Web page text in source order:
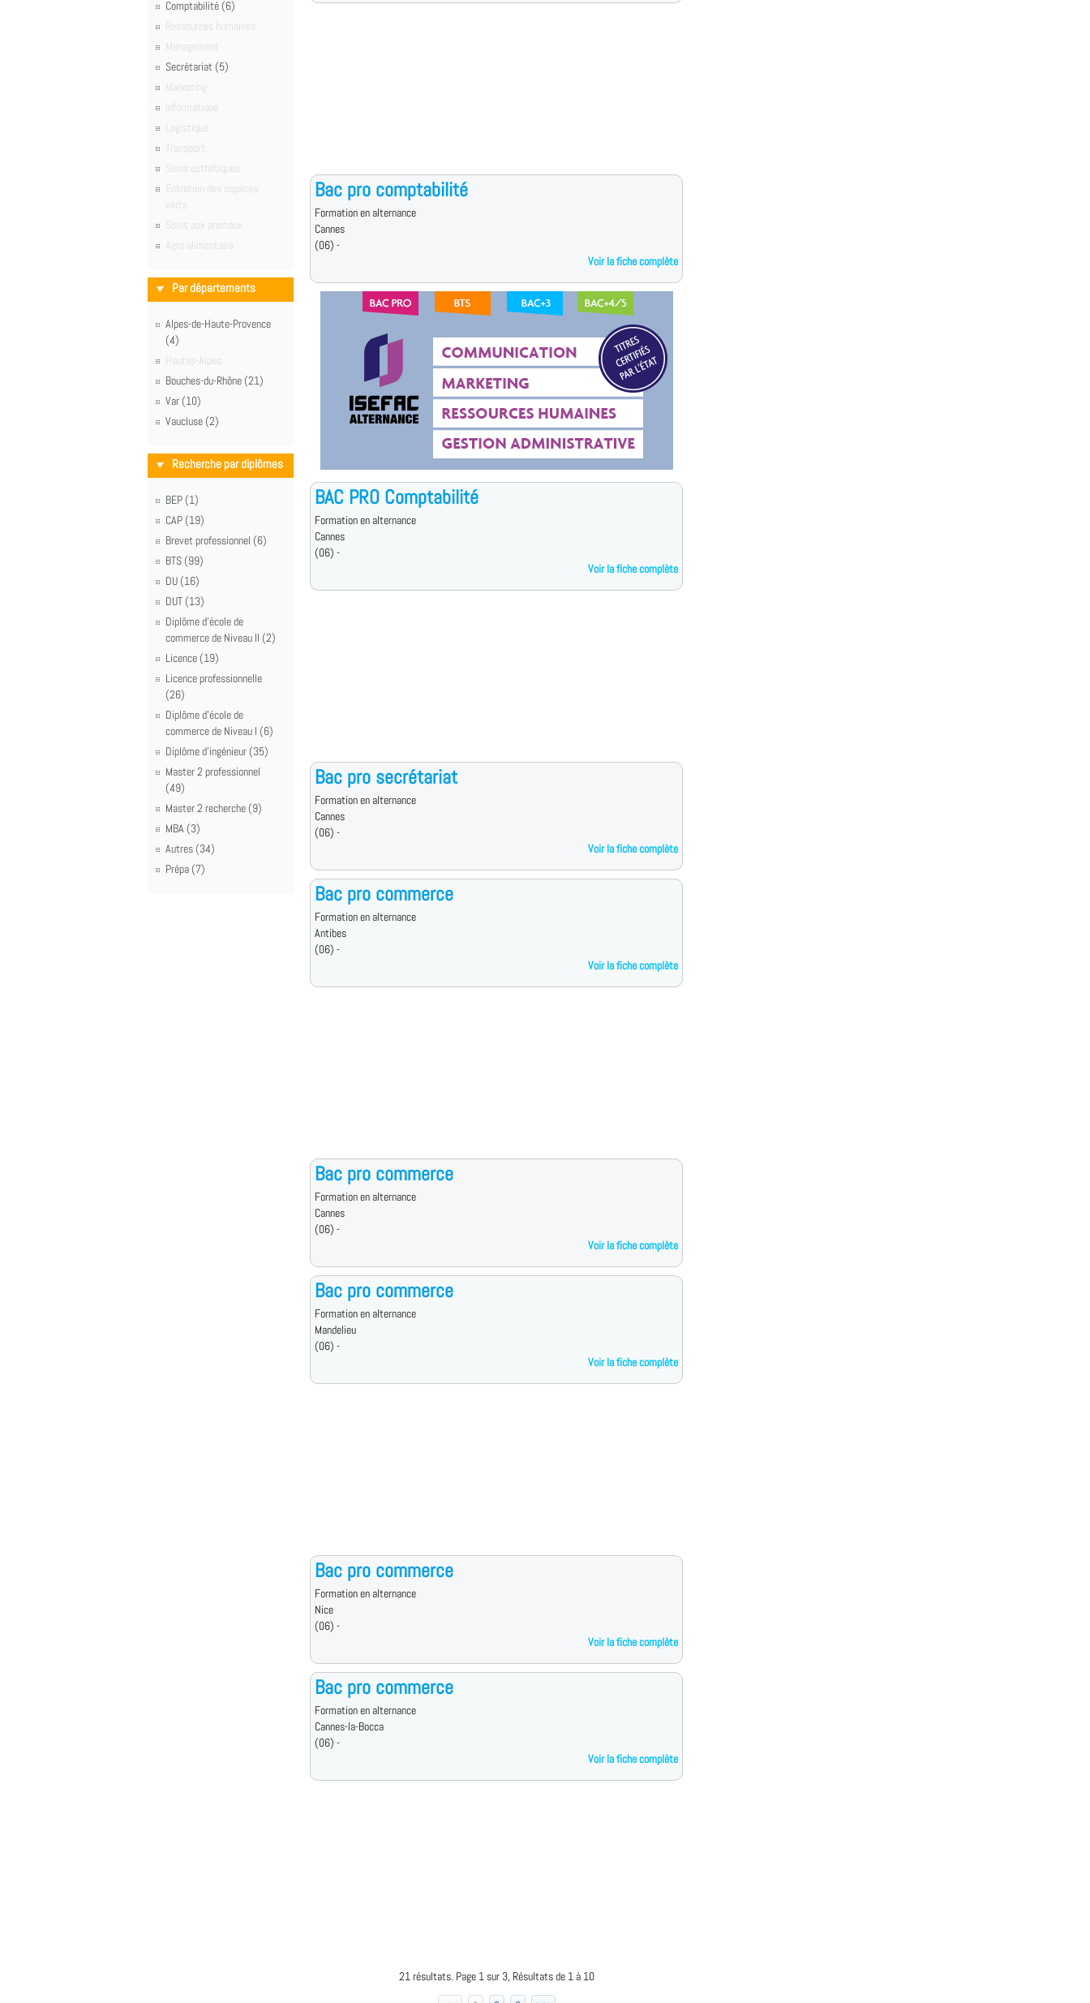
Comptabilité (6)
Ressources humaines
Management
Secrétariat (5)
Marketing
Informatique
Logistique
Transport
Soins esthétiques
Entretien des espaces
verts
Soins aux animaux
Agro alimentaire
Par départements
Alpes-de-Haute-Provence
(4)
Hautes-Alpes
Bouches-du-Rhône (21)
Var (10)
Vaucluse (2)
Recherche par diplômes
BEP (1)
CAP (19)
Brevet professionnel (6)
BTS (99)
DU (16)
DUT (13)
Diplôme d'école de
commerce de Niveau II (2)
Licence (19)
Licence professionnelle
(26)
Diplôme d'école de
commerce de Niveau I (6)
Diplôme d'ingénieur (35)
Master 2 professionnel
(49)
Master 2 recherche (9)
MBA (3)
Autres (34)
Prépa (7)
Bac pro comptabilité
Formation en alternance
Cannes
(06) -
Voir la fiche complète
BAC PRO Comptabilité
Formation en alternance
Cannes
(06) -
Voir la fiche complète
Bac pro secrétariat
Formation en alternance
Cannes
(06) -
Voir la fiche complète
Bac pro commerce
Formation en alternance
Antibes
(06) -
Voir la fiche complète
Bac pro commerce
Formation en alternance
Cannes
(06) -
Voir la fiche complète
Bac pro commerce
Formation en alternance
Mandelieu
(06) -
Voir la fiche complète
Bac pro commerce
Formation en alternance
Nice
(06) -
Voir la fiche complète
Bac pro commerce
Formation en alternance
Cannes-la-Bocca
(06) -
Voir la fiche complète
21 résultats. Page 1 sur 3, Résultats de 1 à 10